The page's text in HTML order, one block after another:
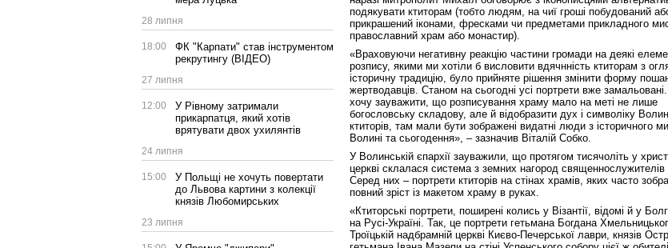
28 липня
18:00
ФК "Карпати" став інструментом
рекрутингу (ВІДЕО)
27 липня
12:00
У Рівному затримали
прикарпатця, який хотів
врятувати двох ухилянтів
24 липня
15:00
У Польщі не хочуть повертати
до Львова картини з колекції
князів Любомирських
23 липня
подякувати ктиторам (тобто людям, на чиї гроші побудований
прикрашений іконами, фресками чи предметами прикладного
православний храм або монастир).
«Враховуючи негативну реакцію частини громади на деякі
розпису, якими ми хотіли б висловити вдячнність ктиторам з
історичну традицію, було прийняте рішення змінити форму
жертводавців. Станом на сьогодні усі портрети вже
хочу зауважити, що розписування храму мало на меті не лише
богословську складову, але й відобразити дух і символіку
ктиторів, там мали бути зображені видатні люди з історичного
Волині та сьогодення», – зазначив Віталій Собко.
У Волинській єпархії зауважили, що протягом тисячоліть у
церкві склалася система з земних нагород священнослужителів
Серед них – портрети ктиторів на стінах храмів, яких часто
повний зріст із макетом храму в руках.
«Ктиторські портрети, поширені колись у Візантії, відомі й у
на Русі-Україні. Так, це портрети гетьмана Богдана
Троїцькій надбрамній церкві Києво-Печерської лаври, князів